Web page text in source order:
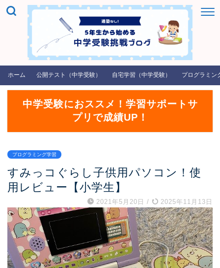
ホーム 公開テスト（中学受験） 自宅学習（中学受験） プログラミン
中学受験におススメ！学習サポートサ
プリで成績UP！
プログラミング学習
すみっコぐらし子供用パソコン！使
用レビュー【小学生】
2021年5月20日 / 2025年11月13日